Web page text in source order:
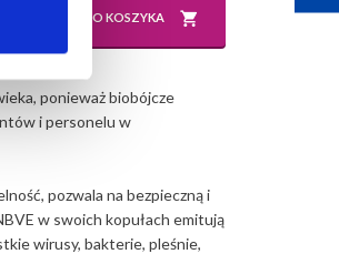
DO KOSZYKA
, ponieważ biobójcze
i personelu w
pozwala na bezpieczną i
w swoich kopułach emitują
wirusy, bakterie, pleśnie,